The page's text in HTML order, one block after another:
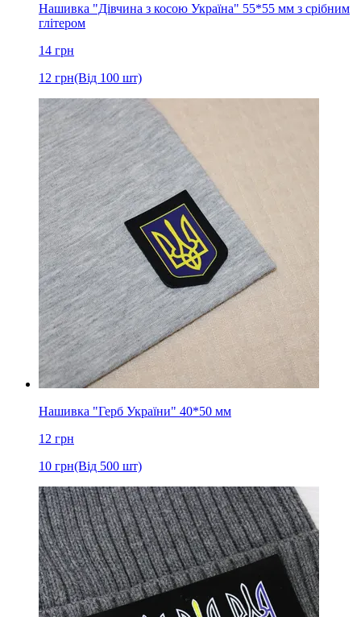
Нашивка "Дівчина з косою Україна" 55*55 мм з срібним
глітером
14 грн
12 грн(Від 100 шт)
Нашивка "Герб України" 40*50 мм
12 грн
10 грн(Від 500 шт)